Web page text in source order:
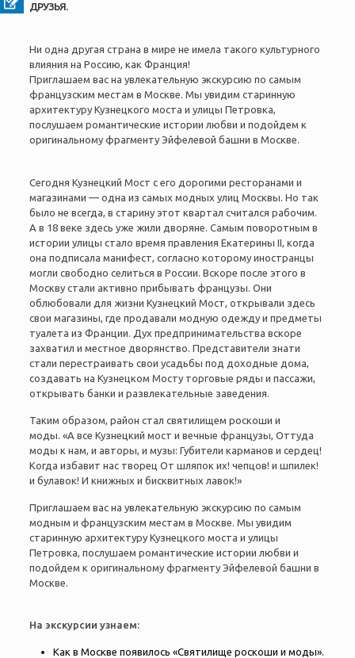
ДРУЗЬЯ.
Ни одна другая страна в мире не имела такого культурного
влияния на Россию, как Франция!
Приглашаем вас на увлекательную экскурсию по самым
французским местам в Москве. Мы увидим старинную
архитектуру Кузнецкого моста и улицы Петровка,
послушаем романтические истории любви и подойдем к
оригинальному фрагменту Эйфелевой башни в Москве.
Сегодня Кузнецкий Мост с его дорогими ресторанами и
магазинами — одна из самых модных улиц Москвы. Но так
было не всегда, в старину этот квартал считался рабочим.
А в 18 веке здесь уже жили дворяне. Самым поворотным в
истории улицы стало время правления Екатерины II, когда
она подписала манифест, согласно которому иностранцы
могли свободно селиться в России. Вскоре после этого в
Москву стали активно прибывать французы. Они
облюбовали для жизни Кузнецкий Мост, открывали здесь
свои магазины, где продавали модную одежду и предметы
туалета из Франции. Дух предпринимательства вскоре
захватил и местное дворянство. Представители знати
стали перестраивать свои усадьбы под доходные дома,
создавать на Кузнецком Мосту торговые ряды и пассажи,
открывать банки и развлекательные заведения.
Таким образом, район стал святилищем роскоши и
моды. «А все Кузнецкий мост и вечные французы, Оттуда
моды к нам, и авторы, и музы: Губители карманов и сердец!
Когда избавит нас творец От шляпок их! чепцов! и шпилек!
и булавок! И книжных и бисквитных лавок!»
Приглашаем вас на увлекательную экскурсию по самым
модным и французским местам в Москве. Мы увидим
старинную архитектуру Кузнецкого моста и улицы
Петровка, послушаем романтические истории любви и
подойдем к оригинальному фрагменту Эйфелевой башни в
Москве.
На экскурсии узнаем:
Как в Москве появилось «Святилище роскоши и моды».